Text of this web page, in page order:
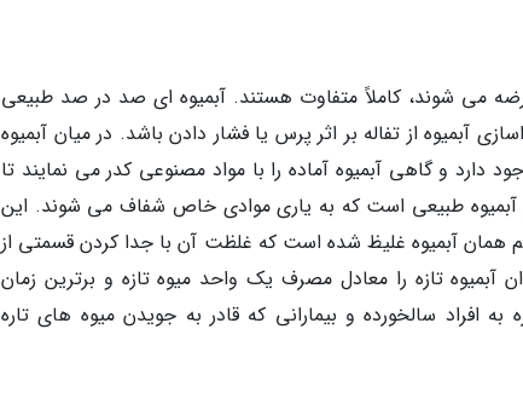
می شوند، کاملاً متفاوت هستند. آبمیوه ای صد در صد طبیعی
آبمیوه از تفاله بر اثر پرس یا فشار دادن باشد. در میان آبمیوه
دارد و گاهی آبمیوه آماده را با مواد مصنوعی کدر می نمایند تا
آبمیوه طبیعی است که به یاری موادی خاص شفاف می شوند. این
هم همان آبمیوه غلیظ شده است که غلظت آن با جدا کردن قسمتی از
آبمیوه تازه را معادل مصرف یک واحد میوه تازه و برترین زمان
افراد سالخورده و بیمارانی که قادر به جویدن میوه های تاره